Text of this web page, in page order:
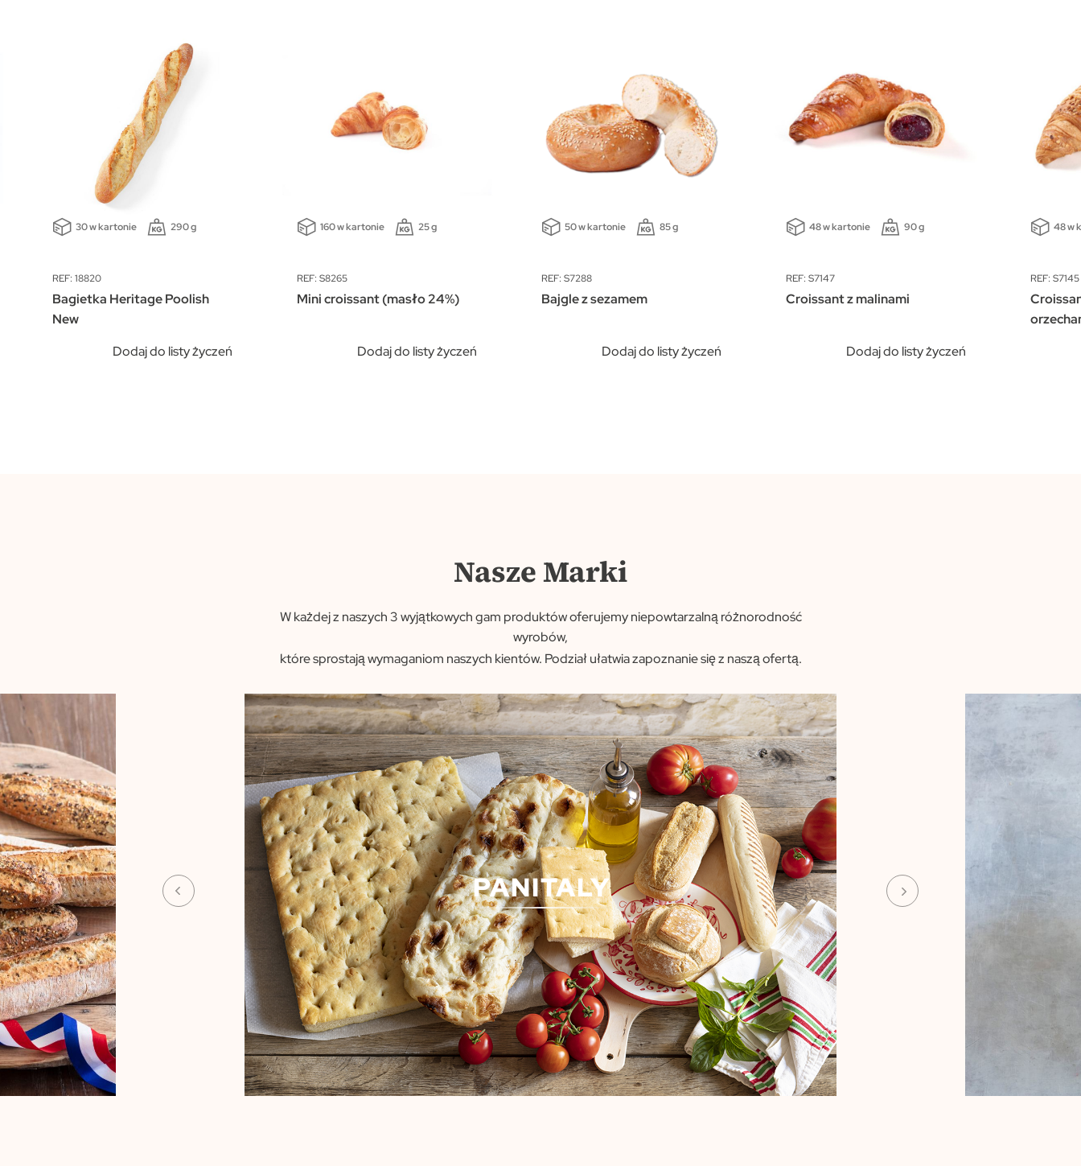
30 w kartonie 290 g
REF: 18820
Bagietka Heritage Poolish
New
Dodaj do listy życzeń
160 w kartonie 25 g
REF: S8265
Mini croissant (masło 24%)
Dodaj do listy życzeń
50 w kartonie 85 g
REF: S7288
Bajgle z sezamem
Dodaj do listy życzeń
48 w kartonie 90 g
REF: S7147
Croissant z malinami
Dodaj do listy życzeń
48 w
REF: S7145
Nasze Marki
W każdej z naszych 3 wyjątkowych gam produktów oferujemy niepowtarzalną różnorodność
wyrobów,
które sprostająwymaganiom naszych kientów. Podział ułatwia zapoznanie się z naszą ofertą.
PANITALY